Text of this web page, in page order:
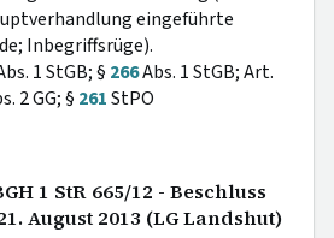
eingeführte
Inbegriffsrüge).
1 StGB; § 266Abs. 1 StGB; Art.
2 GG; § 261StPO
1 StR 665/12 - Beschluss
August 2013 (LG Landshut)